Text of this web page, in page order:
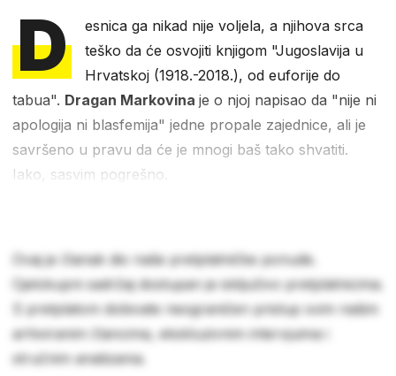
D
esnica ga nikad nije voljela, a njihova srca
teško da će osvojiti knjigom "Jugoslavija u
Hrvatskoj (1918.-2018.), od euforije do
tabua". Dragan Markovina je o njoj napisao da "nije ni
apologija ni blasfemija" jedne propale zajednice, ali je
savršeno u pravu da će je mnogi baš tako shvatiti.
Iako, sasvim pogrešno.
Ovaj je članak dio naše pretplatničke ponude.
Cjelokupni sadržaj dostupan je isključivo pretplatnicima.
S pretplatom dobivate neograničen pristup svim našim
arhiviranim člancima, ekskluzivnim intervjuima i
stručnim analizama.